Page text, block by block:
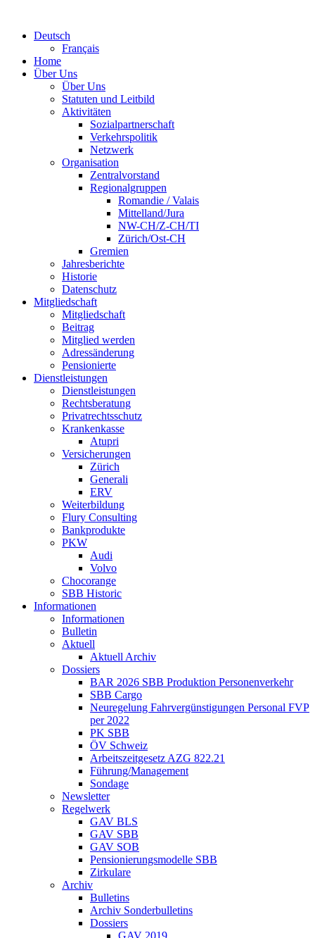
Deutsch
Français
Home
Über Uns
Über Uns
Statuten und Leitbild
Aktivitäten
Sozialpartnerschaft
Verkehrspolitik
Netzwerk
Organisation
Zentralvorstand
Regionalgruppen
Romandie / Valais
Mittelland/Jura
NW-CH/Z-CH/TI
Zürich/Ost-CH
Gremien
Jahresberichte
Historie
Datenschutz
Mitgliedschaft
Mitgliedschaft
Beitrag
Mitglied werden
Adressänderung
Pensionierte
Dienstleistungen
Dienstleistungen
Rechtsberatung
Privatrechtsschutz
Krankenkasse
Atupri
Versicherungen
Zürich
Generali
ERV
Weiterbildung
Flury Consulting
Bankprodukte
PKW
Audi
Volvo
Chocorange
SBB Historic
Informationen
Informationen
Bulletin
Aktuell
Aktuell Archiv
Dossiers
BAR 2026 SBB Produktion Personenverkehr
SBB Cargo
Neuregelung Fahrvergünstigungen Personal FVP
per 2022
PK SBB
ÖV Schweiz
Arbeitszeitgesetz AZG 822.21
Führung/Management
Sondage
Newsletter
Regelwerk
GAV BLS
GAV SBB
GAV SOB
Pensionierungsmodelle SBB
Zirkulare
Archiv
Bulletins
Archiv Sonderbulletins
Dossiers
GAV 2019